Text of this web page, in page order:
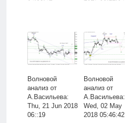
Волновой
анализ от
А.Васильева:
Thu, 21 Jun 2018
06::19
Волновой
анализ от
А.Васильева:
Wed, 02 May
2018 05:46:42